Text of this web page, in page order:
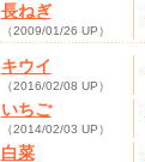
長ねぎ
（2009/01/26 UP）
キウイ
（2016/02/08 UP）
いちご
（2014/02/03 UP）
白菜